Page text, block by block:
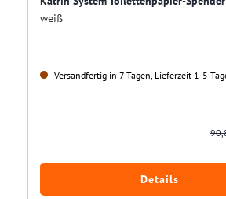
weiß
Versandfertig in 7 Tagen, Lieferzeit 1-5
Details